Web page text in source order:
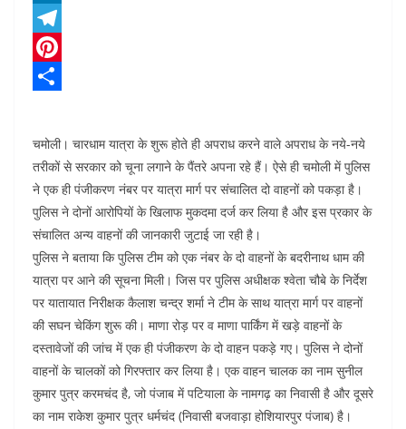
e
b
o
h
a
p
p
L
n
d
I
n
T
e
g
r
a
m
P
t
e
r
e
s
t
a
r
e
चमोली। चारधाम यात्रा के शुरू होते ही अपराध करने वाले अपराध के नये-नये
तरीकों से सरकार को चूना लगाने के पैंतरे अपना रहे हैं। ऐसे ही चमोली में पुलिस
ने एक ही पंजीकरण नंबर पर यात्रा मार्ग पर संचालित दो वाहनों को पकड़ा है।
पुलिस ने दोनों आरोपियों के खिलाफ मुकदमा दर्ज कर लिया है और इस प्रकार के
संचालित अन्य वाहनों की जानकारी जुटाई जा रही है।
पुलिस ने बताया कि पुलिस टीम को एक नंबर के दो वाहनों के बदरीनाथ धाम की
यात्रा पर आने की सूचना मिली। जिस पर पुलिस अधीक्षक श्वेता चौबे के निर्देश
पर यातायात निरीक्षक कैलाश चन्द्र शर्मा ने टीम के साथ यात्रा मार्ग पर वाहनों
की सघन चेकिंग शुरू की। माणा रोड़ पर व माणा पार्किंग में खड़े वाहनों के
दस्तावेजों की जांच में एक ही पंजीकरण के दो वाहन पकड़े गए। पुलिस ने दोनों
वाहनों के चालकों को गिरफ्तार कर लिया है। एक वाहन चालक का नाम सुनील
कुमार पुत्र करमचंद है, जो पंजाब में पटियाला के नामगढ़ का निवासी है और दूसरे
का नाम राकेश कुमार पुत्र धर्मचंद (निवासी बजवाड़ा होशियारपुर पंजाब) है।